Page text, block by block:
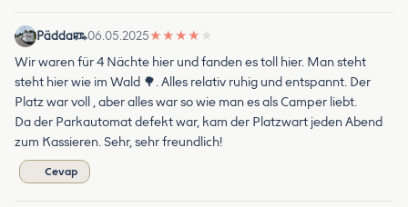
Pädda 06.05.2025★ ★ ★ ★ ★
Wir waren für 4 Nächte hier und fanden es toll hier. Man steht
steht hier wie im Wald 🌳. Alles relativ ruhig und entspannt. Der
Platz war voll , aber alles war so wie man es als Camper liebt.
Da der Parkautomat defekt war, kam der Platzwart jeden Abend
zum Kassieren. Sehr, sehr freundlich!
Cevap